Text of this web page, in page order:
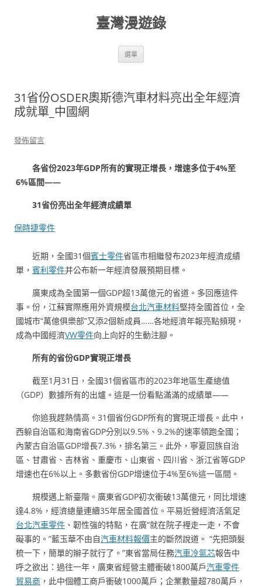
臺灣漫遊錄
選單
31省份OSDER奧斯德汽車材料亮出全年經濟
成就單_中國網
發佈留言
各省份2023年GDP所有的實現正增長，增速多位于4%至
6%區間——
31省份亮出全年經濟成績單
保時捷零件
近期，全國31個賓士零件省區市相繼發布2023年經濟成績
單， 賓利零件并公布新一年經濟發展預期目標。
廣東成為全國第一個GDP超13萬億元的省道。多回應這件
事。份，江蘇實際應用外資規模台北汽車材料堅持全國首位，全
國城市“萬億俱樂部”又添2個新成員……各地經濟年報亮點頻現，
成為中國經濟VW零件向上向好的生動注腳。
所有的省份GDP實現正增長
截至1月31日，全國31個省區市的2023年地區生產總值
（GDP）數據所有的出爐。這是一份看點滿滿的成績單——
你追我趕熱情高。31個省份GDP所有的實現正增長。此中，
西躲自治區和海南省GDP分別以9.5%、9.2%的速率領跑全國；
內蒙古自治區GDP增長7.3%，排名第三。此外，寧夏回族自治
區、甘肅省、吉林省、重慶市、山東省、四川省、浙江省等GDP
增速也在6%以上。多數省份GDP增速位于4%至6%這一區間。
規模邁上新臺階。廣東省GDP初次衝破13萬億元，同比增速
達4.8%，經濟總量連續35年居全國首位。平易近營經濟活氣足
台北汽車零件 、韌性強的特點，在廣“就在院子裡走一走，不會
礙事的。”藍玉華不由自汽車材料報價主的斷然說道。 “先把頭髮
梳一下，簡單的辮子就行了。”東省當局任務汽車冷氣芯報告中
呼之欲出：過往一年，廣東省經營主體衝破1800萬戶汽車零件
貿易商 ，此中個體工商戶衝破1000萬戶；企業數量超780萬戶，